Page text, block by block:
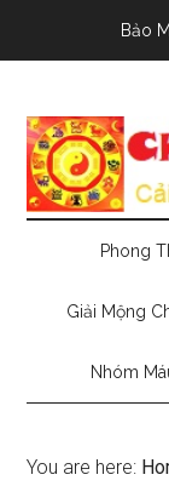
Bảo
Phong
Giải Mộng
Nhóm
You are here: